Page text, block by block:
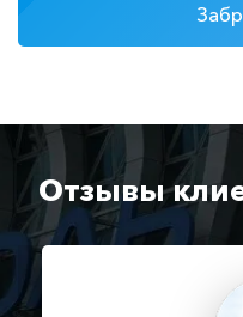
Отзывы